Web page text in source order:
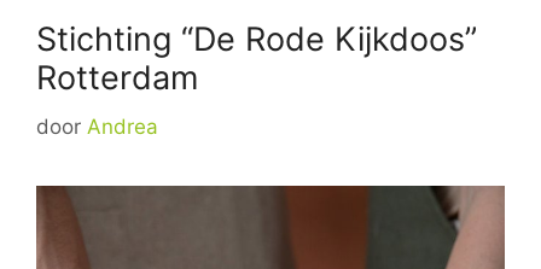
Stichting “De Rode Kijkdoos”
Rotterdam
door Andrea